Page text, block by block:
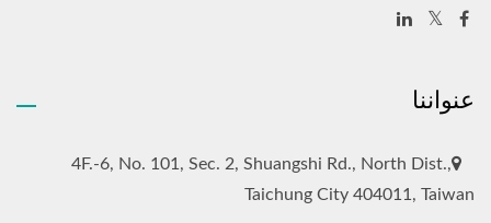
عنواننا
4F.-6, No. 101, Sec. 2, Shuangshi Rd., North Dist.,
Taichung City 404011, Taiwan